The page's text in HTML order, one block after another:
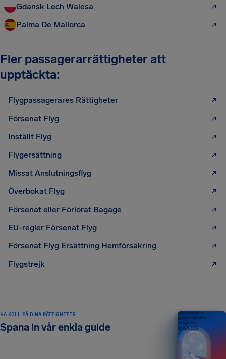
Gdansk Lech Walesa
Palma De Mallorca
Fler passagerarrättigheter att
upptäckta:
Flygpassagerares Rättigheter
Försenat Flyg
Inställt Flyg
Flygersättning
Missat Anslutningsflyg
Överbokat Flyg
Försenat eller Förlorat Bagage
EU-regler Försenat Flyg
Försenat Flyg Ersättning Hemförsäkring
Flygstrejk
HA KOLL PÅ DINA RÄTTIGHETER
Spana in vår enkla guide
Din handbok till
flygpassagerares
rättigheter
UTGÅVA 2026